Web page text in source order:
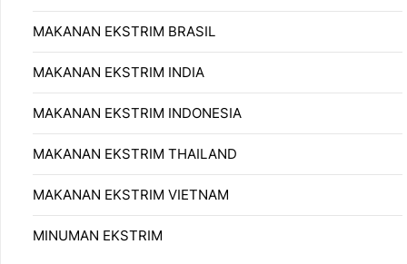
MAKANAN EKSTRIM BRASIL
MAKANAN EKSTRIM INDIA
MAKANAN EKSTRIM INDONESIA
MAKANAN EKSTRIM THAILAND
MAKANAN EKSTRIM VIETNAM
MINUMAN EKSTRIM